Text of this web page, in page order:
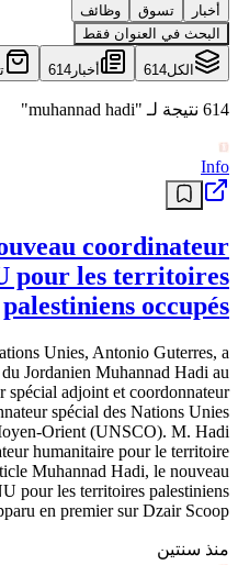
أخبار تسوق
وظائف
البحث في العنوان فقط
الكل614 أخبار 614
614 نتيجة لـ "muhannad hadi"
Info
coordinateur
pour les territoires
palestiniens occupés
Unies, Antonio Guterres, a
Jordanien Muhannad Hadi au
spécial adjoint et coordonnateur
spécial des Nations Unies
Orient (UNSCO). M. Hadi
humanitaire pour le territoire
Muhannad Hadi, le nouveau
pour les territoires palestiniens
en premier sur Dzair Scoop .
منذ سنتين